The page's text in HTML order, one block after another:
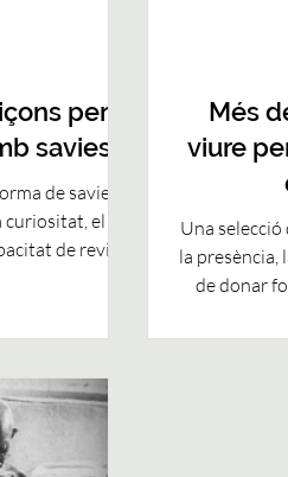
per
saviesa
de saviesa
curiositat, el
de revisar
tota la vida,
personal
des dels
i que e
Més
viure
Una selecció
la presència,
de donar